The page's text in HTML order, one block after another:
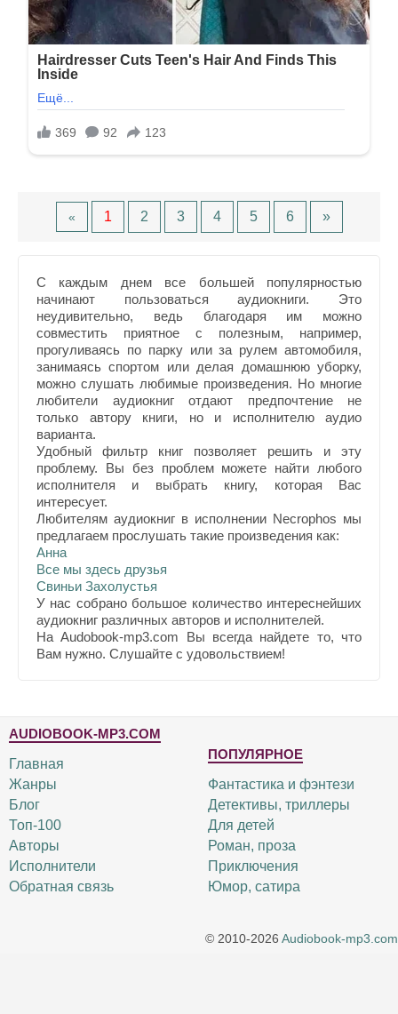
« 1 2 3 4 5 6 »
С каждым днем все большей популярностью
начинают пользоваться аудиокниги. Это
неудивительно, ведь благодаря им можно
совместить приятное с полезным, например,
прогуливаясь по парку или за рулем автомобиля,
занимаясь спортом или делая домашнюю уборку,
можно слушать любимые произведения. Но многие
любители аудиокниг отдают предпочтение не
только автору книги, но и исполнителю аудио
варианта.
Удобный фильтр книг позволяет решить и эту
проблему. Вы без проблем можете найти любого
исполнителя и выбрать книгу, которая Вас
интересует.
Любителям аудиокниг в исполнении Necrophos мы
предлагаем прослушать такие произведения как:
Анна
Все мы здесь друзья
Свиньи Захолустья
У нас собрано большое количество интереснейших
аудиокниг различных авторов и исполнителей.
На Audobook-mp3.com Вы всегда найдете то, что
Вам нужно. Слушайте с удовольствием!
AUDIOBOOK-MP3.COM
Главная
Жанры
Блог
Топ-100
Авторы
Исполнители
Обратная связь
ПОПУЛЯРНОЕ
Фантастика и фэнтези
Детективы, триллеры
Для детей
Роман, проза
Приключения
Юмор, сатира
© 2010-2026 Audiobook-mp3.com